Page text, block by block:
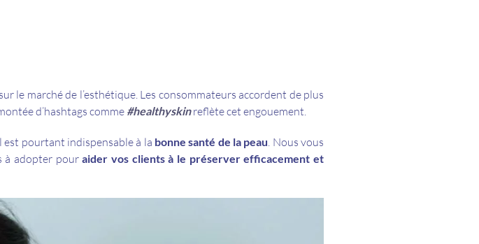
le marché de l’esthétique. Les consommateurs accordent de plus
d’hashtags comme #healthyskinreflète cet engouement.
est pourtant indispensable à la bonne santé de la peau. Nous vous
à adopter pouraider vos clients à le préserver efficacement et